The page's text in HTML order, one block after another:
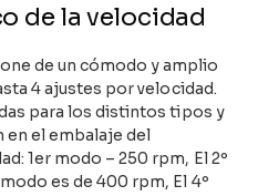
de la velocidad
de un cómodo y amplio
4 ajustes por velocidad.
para los distintos tipos y
en el embalaje del
1er modo – 250 rpm, El 2º
es de 400 rpm, El 4º